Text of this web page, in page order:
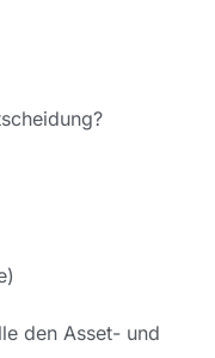
den Asset- und